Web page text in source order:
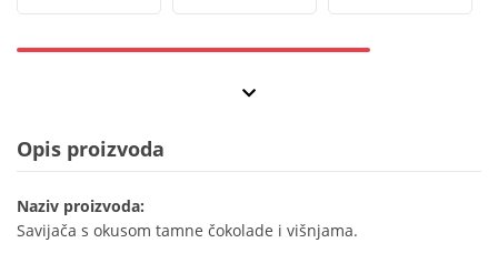
Opis proizvoda
Naziv proizvoda:
Savijača s okusom tamne čokolade i višnjama.